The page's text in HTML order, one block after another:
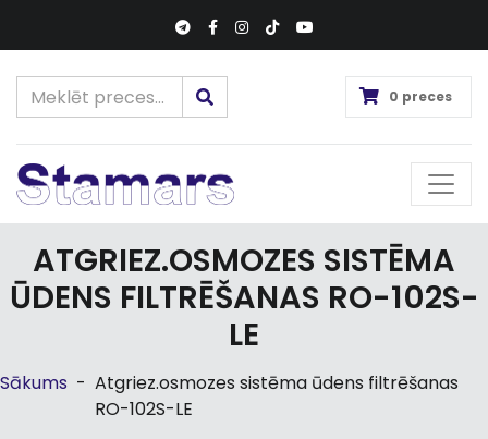
0 preces
ATGRIEZ.OSMOZES SISTĒMA
ŪDENS FILTRĒŠANAS RO-102S-
LE
Sākums - Atgriez.osmozes sistēma ūdens filtrēšanas
RO-102S-LE